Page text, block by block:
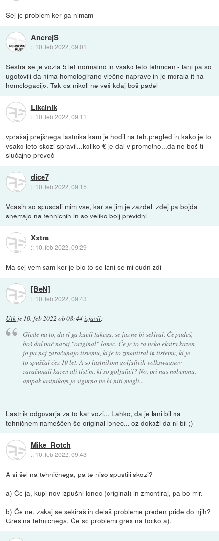
Sej je problem ker ga nimam
AndrejS
:: 10. feb 2022, 09:01
Sestra se je vozla 5 let normalno in vsako leto tehničen - lani pa so
ugotovili da nima homologirane vlečne naprave in je morala it na
homologacijo. Tak da nikoli ne veš kdaj boš padel
Likalnik
:: 10. feb 2022, 09:11
vprašaj prejšnega lastnika kam je hodil na teh.pregled in kako je to
vsako leto skozi spravil...koliko € je dal v prometno...da ne boš ti
slučajno preveč
dice7
:: 10. feb 2022, 09:15
Vcasih so spuscali mim vse, kar se jim je zazdel, zdej pa bojda
snemajo na tehnicnih in so veliko bolj previdni
Xxtra
:: 10. feb 2022, 09:29
Ma sej vem sam ker je blo to se lani se mi cudn zdi
[BeN]
:: 10. feb 2022, 09:43
Utk je 10. feb 2022 ob 08:44izjavil:
Glede na to, da si ga kupil takega, se jaz ne bi sekiral. Če padeš,
boš dal pač nazaj "original" lonec. Če je to za neko ekstra kazen,
jo pa naj zaračunajo tistemu, ki je to zmontiral in tistemu, ki je
to spuščal čez 10 let. A so lastnikom goljufivih volkswagnov
zaračunali kazen ali tistim, ki so goljufali? No, pri nas nobenmu,
ampak lastnikom je sigurno ne bi niti mogli...
Lastnik odgovarja za to kar vozi... Lahko, da je lani bil na
tehničnem nameščen še original lonec... oz dokaži da ni bil ;)
Mike_Rotch
:: 10. feb 2022, 09:43
A si šel na tehničnega, pa te niso spustili skozi?
a) Če ja, kupi nov izpušni lonec (original) in zmontiraj, pa bo mir.
b) Če ne, zakaj se sekiraš in delaš probleme preden pride do njih?
Greš na tehničnega. Če so problemi greš na točko a).